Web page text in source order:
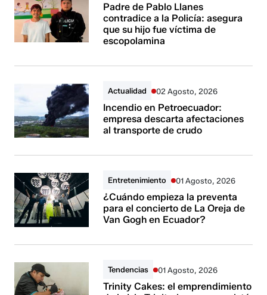
Padre de Pablo Llanes
contradice a la Policía: asegura
que su hijo fue víctima de
escopolamina
Actualidad 02 Agosto, 2026
Incendio en Petroecuador:
empresa descarta afectaciones
al transporte de crudo
Entretenimiento 01 Agosto, 2026
¿Cuándo empieza la preventa
para el concierto de La Oreja de
Van Gogh en Ecuador?
Tendencias 01 Agosto, 2026
Trinity Cakes: el emprendimiento